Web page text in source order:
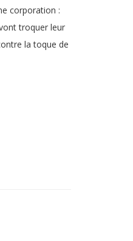
corporation :
troquer leur
la toque de